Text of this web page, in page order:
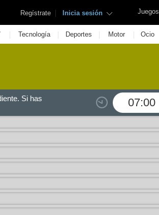
Juegos
Regístrate | Inicia sesión
| Tecnología | Deportes | Motor | Ocio
07:00
Si has